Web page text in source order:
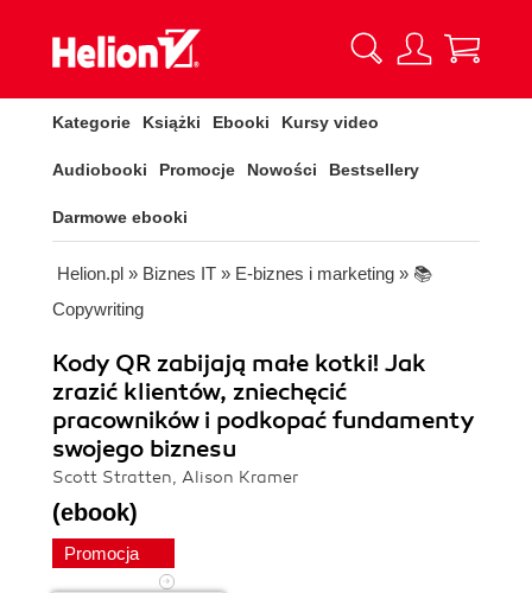
Kategorie Książki Ebooki Kursy video
Audiobooki Promocje Nowości Bestsellery
Darmowe ebooki
Helion.pl » Biznes IT » E-biznes i marketing » 📚
Copywriting
Kody QR zabijają małe kotki! Jak
zrazić klientów, zniechęcić
pracowników i podkopać fundamenty
swojego biznesu
Scott Stratten, Alison Kramer
(ebook)
Promocja